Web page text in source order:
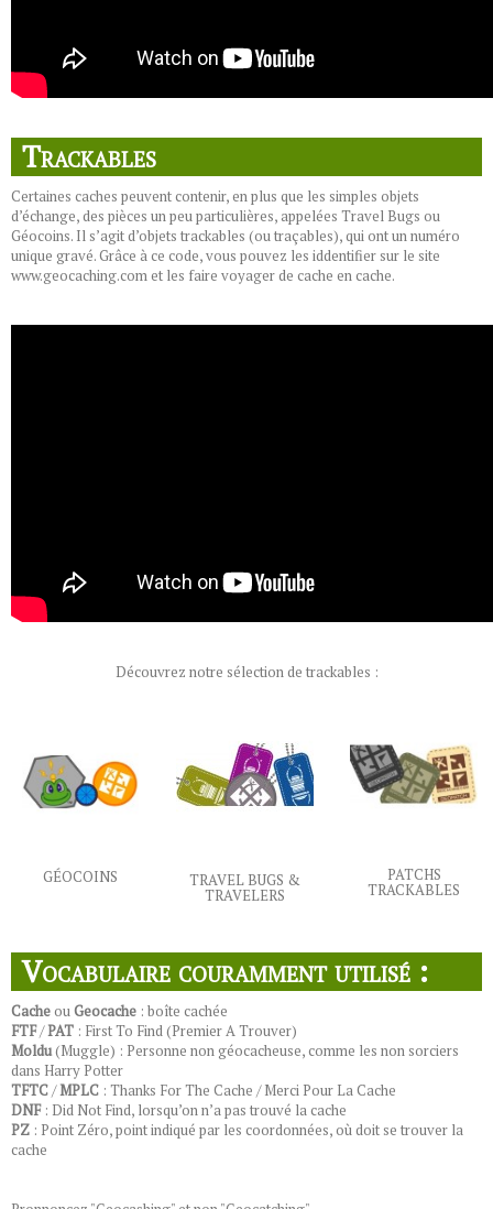
Trackables
Certaines caches peuvent contenir, en plus que les simples objets
d’échange, des pièces un peu particulières, appelées Travel Bugs ou
Géocoins. Il s’agit d’objets trackables (ou traçables), qui ont un numéro
unique gravé. Grâce à ce code, vous pouvez les iddentifier sur le site
www.geocaching.comet les faire voyager de cache en cache.
Découvrez notre sélection de trackables :
GÉOCOINS TRAVEL BUGS &
TRAVELERS
PATCHS
TRACKABLES
Vocabulaire couramment utilisé :
CacheouGeocache : boîte cachée
FTF/PAT : First To Find (Premier A Trouver)
Moldu(Muggle) : Personne non géocacheuse, comme les non sorciers
dans Harry Potter
TFTC/MPLC : Thanks For The Cache / Merci Pour La Cache
DNF : Did Not Find, lorsqu’on n’a pas trouvé la cache
PZ : Point Zéro, point indiqué par les coordonnées, où doit se trouver la
cache